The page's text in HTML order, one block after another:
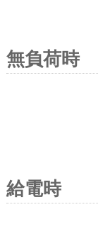
無負荷時
給電時